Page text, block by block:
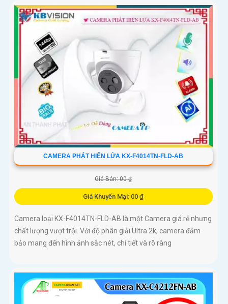
CAMERA PHÁT HIỆN LỬA KX-F4014TN-FLD-AB
Giá Bán: 00 ₫
Giá Khuyến Mại: 00 ₫
Camera loại KX-F4014TN-FLD-AB là một Camera giá rẻ nhưng
chất lượng vượt trội. Với độ phân giải Ultra 2k, camera đảm
bảo mang đến hình ảnh sắc nét, chi tiết và rõ ràng